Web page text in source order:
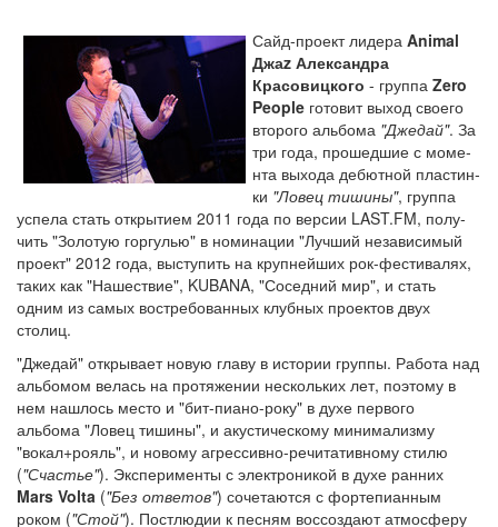
Сайд-проект лидера Animal
Джаz Александра
Красовицкого - группа Zero
People готовит выход своего
вто­ро­го альбома "Джедай". За
три года, проше­дшие с моме­
нта вы­хо­да дебю­тной плас­тин­
ки "Ловец ти­ши­ны", гру­ппа
успела стать отк­рытием 2011 года по ве­рсии LAST.FM, по­лу­
чить "Золотую го­ргулью" в номинации "Лучший не­за­висимый
проект" 2012 года, вы­ступить на круп­ней­ших рок-фе­сти­ва­лях,
таких как "Нашест­вие", KUBANA, "Сосе­дний мир", и стать
одним из самых вост­ре­бо­ва­нных клу­бных проек­тов двух
столиц.
"Джедай" отк­рывает новую главу в истории груп­пы. Работа над
альбомом велась на про­тя­жении нес­коль­ких лет, поэтому в
нем на­шлось ме­сто и "бит-пиано-року" в духе пе­рвого
альбома "Ловец ти­ши­ны", и аку­стиче­скому ми­ни­мали­зму
"вокал+рояль", и но­во­му аг­рес­си­вно-ре­чи­тати­вному стилю
("Счастье"). Экспе­ри­ме­нты с элект­ро­ни­кой в духе ра­нних
Mars Volta ("Без ответов") со­че­таются с фо­ртепиан­ным
роком ("Стой"). Пост­людии к пе­сням вос­соз­да­ют ат­мос­феру